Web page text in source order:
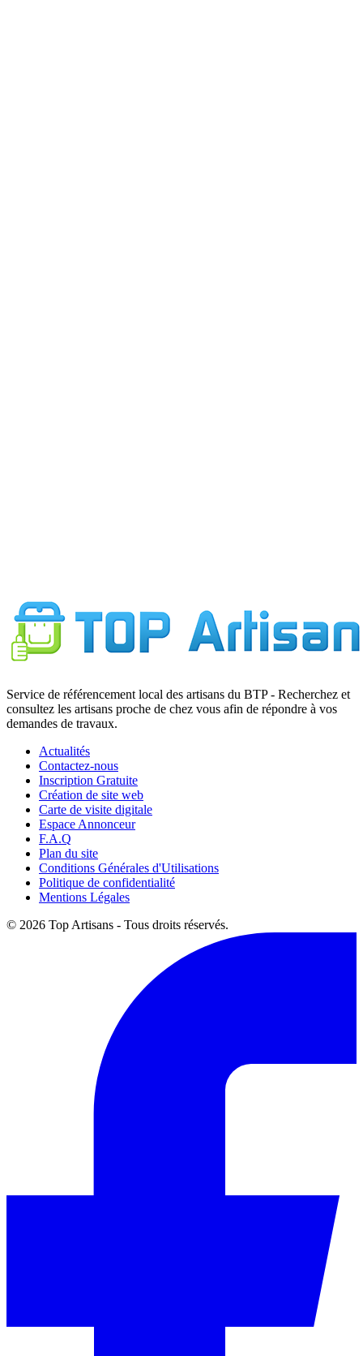
Service de référencement local des artisans du BTP - Recherchez et
consultez les artisans proche de chez vous afin de répondre à vos
demandes de travaux.
Actualités
Contactez-nous
Inscription Gratuite
Création de site web
Carte de visite digitale
Espace Annonceur
F.A.Q
Plan du site
Conditions Générales d'Utilisations
Politique de confidentialité
Mentions Légales
© 2026 Top Artisans - Tous droits réservés.